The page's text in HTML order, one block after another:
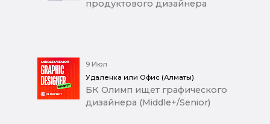
продуктового дизайнера
9 Июл
Удаленка или Офис (Алматы)
БК Олимп ищет графического
дизайнера (Middle+/Senior)